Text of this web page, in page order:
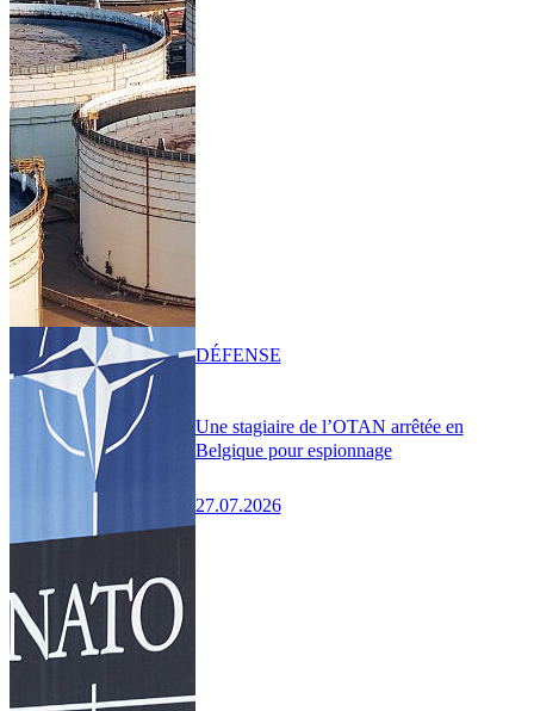
Une stagiaire de l’OTAN arrêtée en
Belgique pour espionnage
27.07.2026
DÉFENSE